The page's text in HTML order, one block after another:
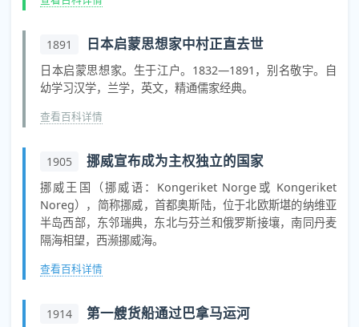
1891 日本启蒙思想家中村正直去世
日本启蒙思想家。生于江户。1832—1891，别名敬宇。自
幼学习汉学，兰学，英文，精通儒家经典。
查看百科详情
1905 挪威宣布成为主权独立的国家
挪威王国（挪威语：Kongeriket Norge或 Kongeriket
Noreg），简称挪威，首都奥斯陆，位于北欧斯堪的纳维亚
半岛西部，东邻瑞典，东北与芬兰和俄罗斯接壤，南同丹麦
隔海相望，西濒挪威海。
查看百科详情
1914 第一艘货船通过巴拿马运河